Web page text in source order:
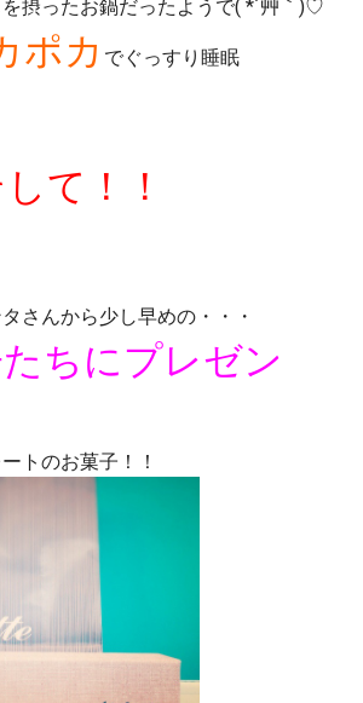
摂ったお鍋だったようで( *´艸｀)♡
ポカ でぐっすり睡眠
て！！
さんから少し早めの・・・
たちにプレゼン
トのお菓子！！